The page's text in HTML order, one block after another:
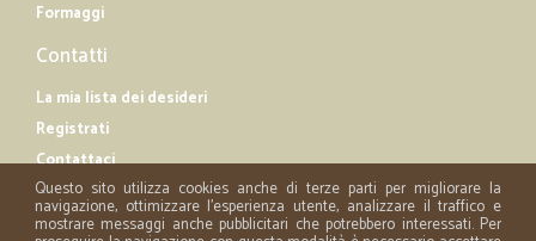
Formaggi
Contatti
La mia lista dei desideri
Registrati
Contattaci
Questo sito utilizza cookies anche di terze parti per migliorare la
navigazione, ottimizzare l'esperienza utente, analizzare il traffico e
mostrare messaggi anche pubblicitari che potrebbero interessati. Per